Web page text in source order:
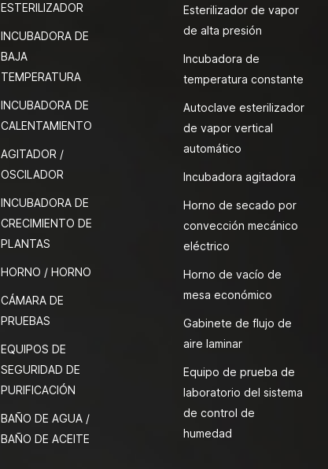
ESTERILIZADOR
INCUBADORA DE
BAJA
TEMPERATURA
INCUBADORA DE
CALENTAMIENTO
AGITADOR /
OSCILADOR
INCUBADORA DE
CRECIMIENTO DE
PLANTAS
HORNO / HORNO
CÁMARA DE
PRUEBAS
EQUIPOS DE
SEGURIDAD DE
PURIFICACIÓN
BAÑO DE AGUA /
BAÑO DE ACEITE
Esterilizador de vapor
de alta presión
Incubadora de
temperatura constante
Autoclave esterilizador
de vapor vertical
automático
Incubadora agitadora
Horno de secado por
convección mecánico
eléctrico
Horno de vacío de
mesa económico
Gabinete de flujo de
aire laminar
Equipo de prueba de
laboratorio del sistema
de control de
humedad